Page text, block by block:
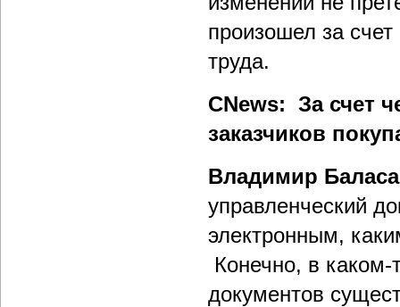
произошел за
труда.
CNews: За счет
заказчиков
Владимир
управленческий
электронным,
Конечно, в
документов